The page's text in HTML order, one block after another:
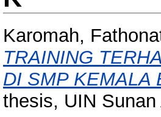
Karomah,
TRAINING
DI SMP KEMALA
thesis, UIN